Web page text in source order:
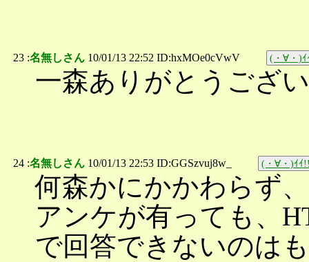
23 :名無しさん 10/01/13 22:52 ID:hxMOe0cVwV (・∀・)
一森ありがとうござ
24 :名無しさん 10/01/13 22:53 ID:GGSzvuj8w_ (・∀・)ｲｲ
何森かにかかわらず
アンケが有っても、
で回答できないのは